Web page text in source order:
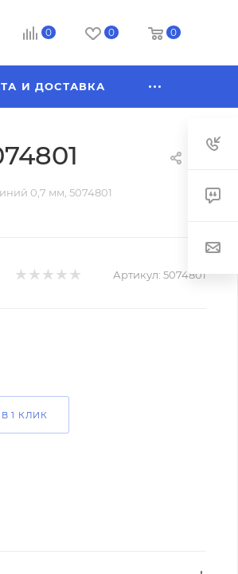
0 0 0
И ДОСТАВКА
0,7 мм, 5074801
Артикул: 5074801
1 КЛИК